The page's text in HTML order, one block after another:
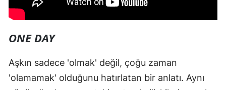
ONE DAY
Aşkın sadece 'olmak' değil, çoğu zaman
'olamamak' olduğunu hatırlatan bir anlatı. Aynı